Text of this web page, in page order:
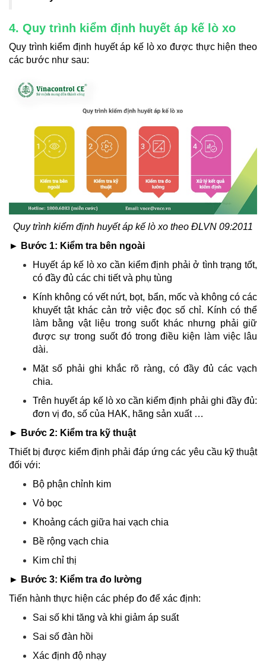
4. Quy trình kiểm định huyết áp kế lò xo
Quy trình kiểm định huyết áp kế lò xo được thực hiện theo
các bước như sau:
Quy trình kiểm định huyết áp kế lò xo theo ĐLVN 09:2011
► Bước 1: Kiểm tra bên ngoài
Huyết áp kế lò xo cần kiểm định phải ở tình trạng tốt,
có đầy đủ các chi tiết và phụ tùng
Kính không có vết nứt, bọt, bẩn, mốc và không có các
khuyết tật khác cản trở việc đọc số chỉ. Kính có thể
làm bằng vật liệu trong suốt khác nhưng phải giữ
được sự trong suốt đó trong điều kiện làm việc lâu
dài.
Mặt số phải ghi khắc rõ ràng, có đầy đủ các vạch
chia.
Trên huyết áp kế lò xo cần kiểm định phải ghi đầy đủ:
đơn vị đo, số của HAK, hãng sản xuất …
► Bước 2: Kiểm tra kỹ thuật
Thiết bị được kiểm định phải đáp ứng các yêu cầu kỹ thuật
đối với:
Bộ phận chỉnh kim
Vỏ bọc
Khoảng cách giữa hai vạch chia
Bề rộng vạch chia
Kim chỉ thị
► Bước 3: Kiểm tra đo lường
Tiến hành thực hiện các phép đo để xác định:
Sai số khi tăng và khi giảm áp suất
Sai số đàn hồi
Xác định độ nhạy